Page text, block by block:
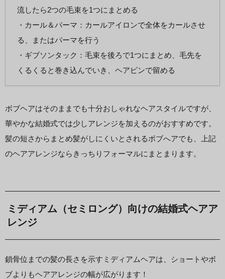
流したら2つの毛束を1つにまとめる
・カール＆パーマ：カールアイロンで全体をカールさせ
る、またはパーマを行う
・ギブソンタック：毛束を後ろで1つにまとめ、毛先を
くるくると巻き込んでいき、ヘアピンで留める
ボブヘアはそのままでも十分おしゃれなヘアスタイルですが、
華やかな結婚式では少しアレンジを加えるのがおすすめです。
髪の短さからまとめ髪がしにくいとされるボブへアでも、上記
のヘアアレンジならきっちりフォーマルにまとまります。
ミディアム（セミロング）向けの結婚式ヘアア
レンジ
鎖骨位までの髪の長さを示すミディアムヘアは、ショートやボ
ブよりもヘアアレンジの幅が広がります！